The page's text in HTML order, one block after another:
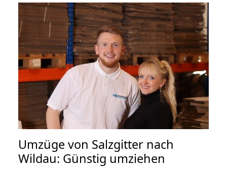
Umzüge von Salzgitter nach
Wildau: Günstig umziehen